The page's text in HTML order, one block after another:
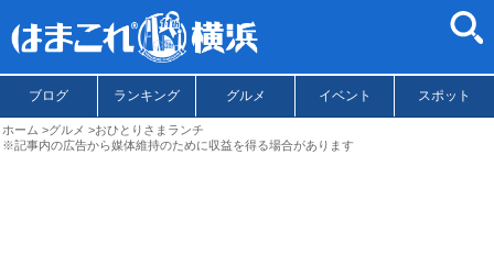
ブログ ランキング グルメ イベント スポット
ホーム グルメ
おひとりさまランチ
※記事内の広告から媒体維持のために収益を得る場合があります